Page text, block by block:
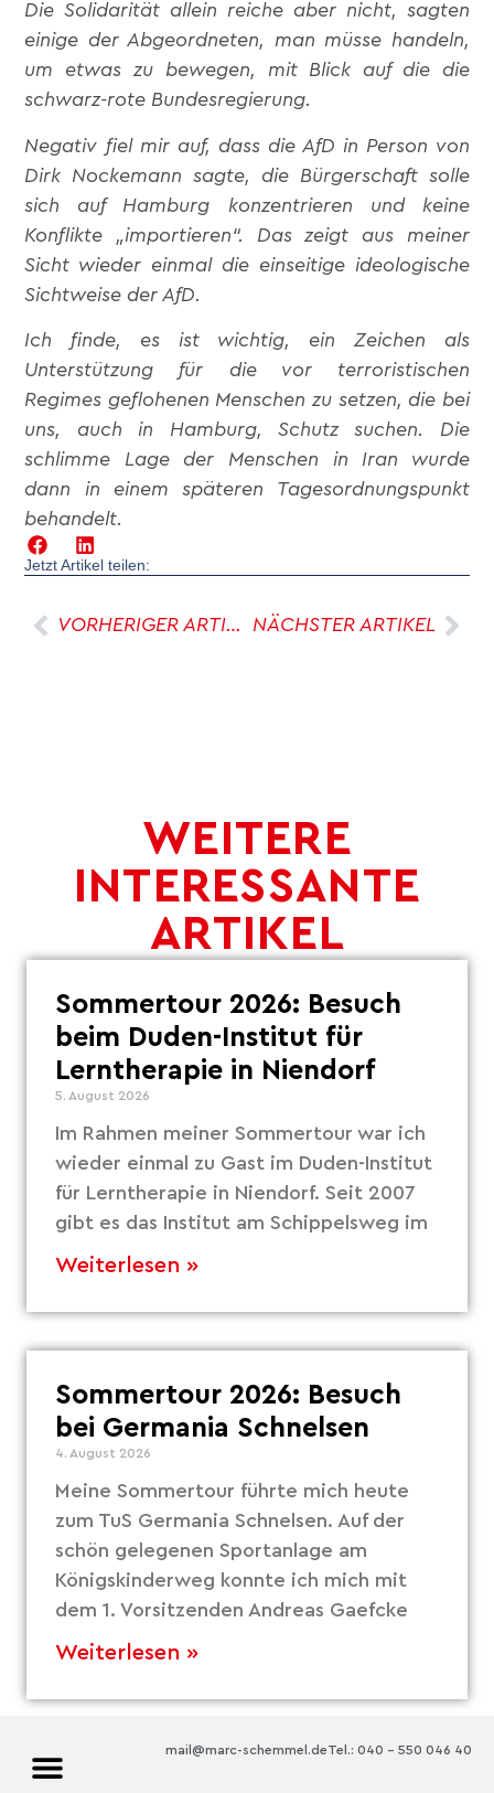
Die Solidarität allein reiche aber nicht, sagten
einige der Abgeordneten, man müsse handeln,
um etwas zu bewegen, mit Blick auf die die
schwarz-rote Bundesregierung.
Negativ fiel mir auf, dass die AfD in Person von
Dirk Nockemann sagte, die Bürgerschaft solle
sich auf Hamburg konzentrieren und keine
Konflikte „importieren“. Das zeigt aus meiner
Sicht wieder einmal die einseitige ideologische
Sichtweise der AfD.
Ich finde, es ist wichtig, ein Zeichen als
Unterstützung für die vor terroristischen
Regimes geflohenen Menschen zu setzen, die bei
uns, auch in Hamburg, Schutz suchen. Die
schlimme Lage der Menschen in Iran wurde
dann in einem späteren Tagesordnungspunkt
behandelt.
Jetzt Artikel teilen:
VORHERIGER ARTIKEL NÄCHSTER ARTIKEL
WEITERE
INTERESSANTE
ARTIKEL
Sommertour 2026: Besuch
beim Duden-Institut für
Lerntherapie in Niendorf
5. August 2026
Im Rahmen meiner Sommertour war ich
wieder einmal zu Gast im Duden-Institut
für Lerntherapie in Niendorf. Seit 2007
gibt es das Institut am Schippelsweg im
Weiterlesen »
Sommertour 2026: Besuch
bei Germania Schnelsen
4. August 2026
Meine Sommertour führte mich heute
zum TuS Germania Schnelsen. Auf der
schön gelegenen Sportanlage am
Königskinderweg konnte ich mich mit
dem 1. Vorsitzenden Andreas Gaefcke
Weiterlesen »
Tel.: 040 – 550 046 40
mail@marc-schemmel.de